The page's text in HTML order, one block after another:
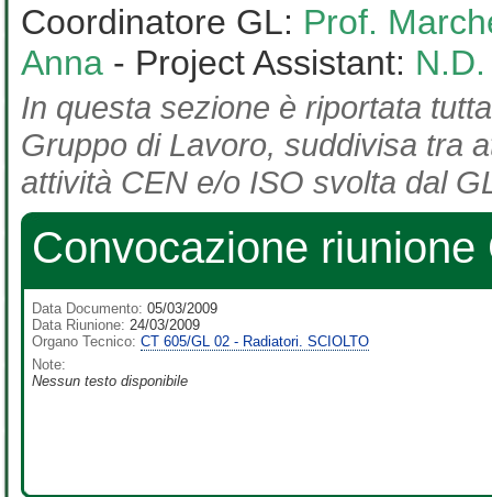
Coordinatore GL: Prof.
Anna - Project Assistant: N.D.
In questa sezione è riportata
Gruppo di Lavoro, suddivisa tra
attività CEN e/o ISO svolta dal
Convocazione
Data Documento: 05/03/2009
Data Riunione: 24/03/2009
Organo Tecnico: CT 605/GL 02 - Radiatori. SCIOLTO
Note:
Nessun testo disponibile